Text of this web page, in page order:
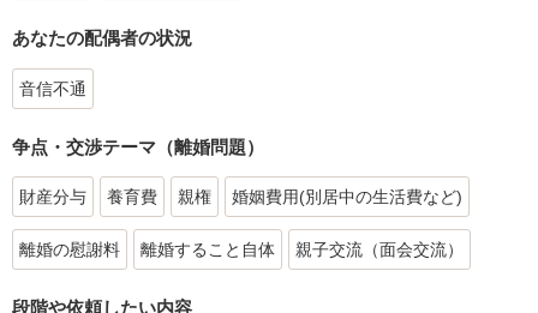
あなたの配偶者の状況
音信不通
争点・交渉テーマ（離婚問題）
財産分与 養育費 親権 婚姻費用(別居中の生活費など)
離婚の慰謝料 離婚すること自体 親子交流（面会交流）
段階や依頼したい内容